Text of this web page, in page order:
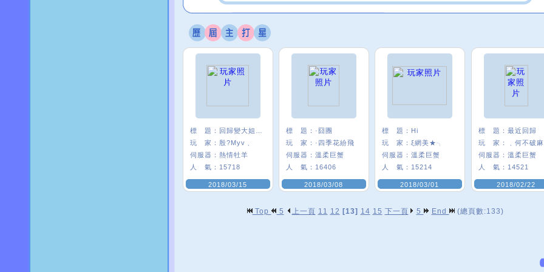
標 題：
玩 家： 殷?Myv﹑
伺服器： 熱情牡羊
人 氣： 15718
2018/03/15
標 題： ·囧團
玩 家： ·四季花紛飛
伺服器： 溫柔巨蟹
人 氣： 16406
2018/03/08
標 題： Hi
玩 家： ξ網美★╮
伺服器： 溫柔巨蟹
人 氣： 15214
2018/03/01
標 題： 最近回歸
玩 家：
伺服器： 溫柔巨蟹
人 氣： 14521
2018/02/22
Top 5 上一頁 11 12 [13] 14 15 下一頁 5 End (總頁數:133)